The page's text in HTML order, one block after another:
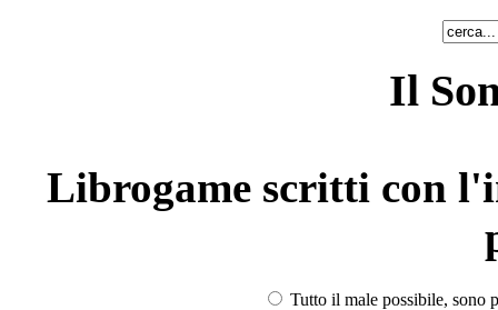
Il
Librogame scritti con
Tutto il male possibile, sono